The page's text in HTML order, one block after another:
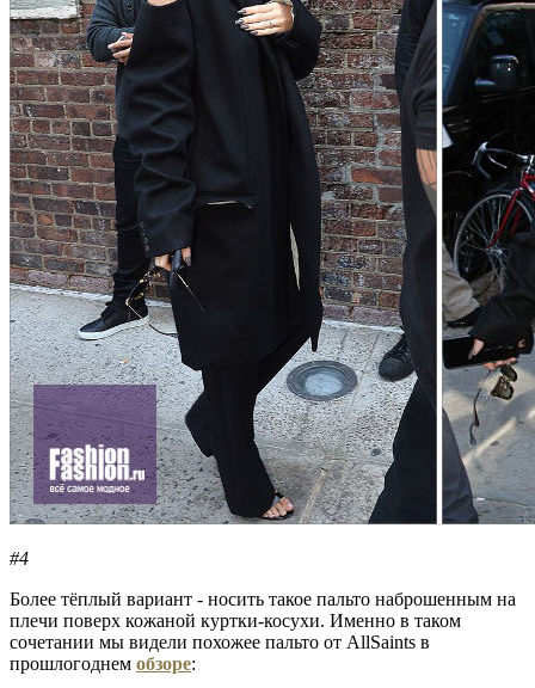
#4
Более тёплый вариант - носить такое пальто наброшенным на
плечи поверх кожаной куртки-косухи. Именно в таком
сочетании мы видели похожее пальто от AllSaints в
прошлогоднем обзоре: